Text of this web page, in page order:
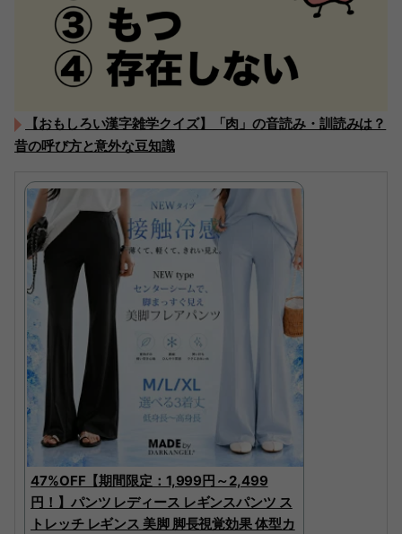
【おもしろい漢字雑学クイズ】「肉」の音読み・訓読みは？
昔の呼び方と意外な豆知識
47%OFF【期間限定：1,999円～2,499
円！】パンツ レディース レギンスパンツ ス
トレッチ レギンス 美脚 脚長視覚効果 体型カ